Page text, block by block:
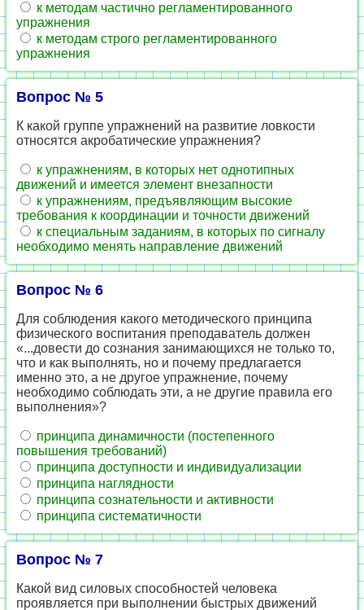
к методам частично регламентированного
упражнения
к методам строго регламентированного
упражнения
Вопрос № 5
К какой группе упражнений на развитие ловкости
относятся акробатические упражнения?
к упражнениям, в которых нет однотипных
движений и имеется элемент внезапности
к упражнениям, предъявляющим высокие
требования к координации и точности движений
к специальным заданиям, в которых по сигналу
необходимо менять направление движений
Вопрос № 6
Для соблюдения какого методического принципа
физического воспитания преподаватель должен
«...довести до сознания занимающихся не только то,
что и как выполнять, но и почему предлагается
именно это, а не другое упражнение, почему
необходимо соблюдать эти, а не другие правила его
выполнения»?
принципа динамичности (постепенного
повышения требований)
принципа доступности и индивидуализации
принципа наглядности
принципа сознательности и активности
принципа систематичности
Вопрос № 7
Какой вид силовых способностей человека
проявляется при выполнении быстрых движений